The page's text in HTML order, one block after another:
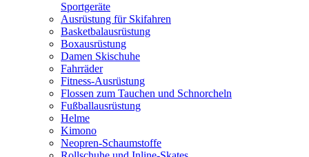
Sportgeräte
Ausrüstung für Skifahren
Basketbalausrüstung
Boxausrüstung
Damen Skischuhe
Fahrräder
Fitness-Ausrüstung
Flossen zum Tauchen und Schnorcheln
Fußballausrüstung
Helme
Kimono
Neopren-Schaumstoffe